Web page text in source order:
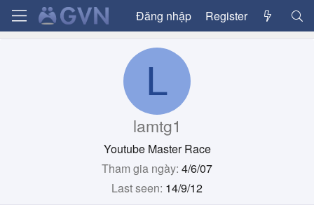
Đăng nhập Register
L
lamtg1
Youtube Master Race
Tham gia ngày 4/6/07
Last seen 14/9/12